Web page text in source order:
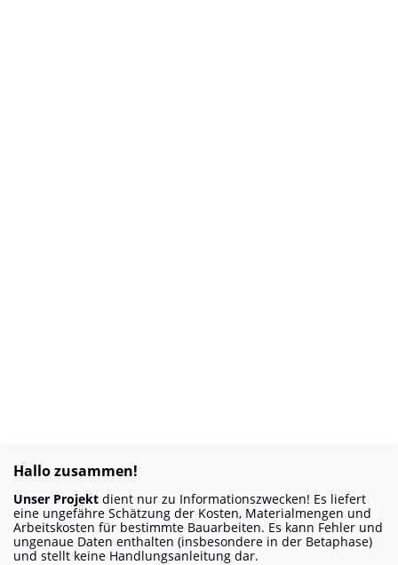
Hallo zusammen!
Unser Projekt dient nur zu Informationszwecken! Es liefert
eine ungefähre Schätzung der Kosten, Materialmengen und
Arbeitskosten für bestimmte Bauarbeiten. Es kann Fehler und
ungenaue Daten enthalten (insbesondere in der Betaphase)
und stellt keine Handlungsanleitung dar.